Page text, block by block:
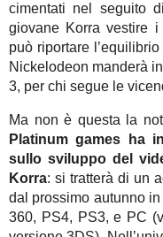
cimentati nel seguito
giovane Korra vestire
può riportare
Nickelodeon manderà
3, per chi segue le
Ma non è questa la
Platinum games ha
sullo sviluppo del
Korra: si tratterà di un
dal prossimo autunno
360, PS4, PS3, e PC